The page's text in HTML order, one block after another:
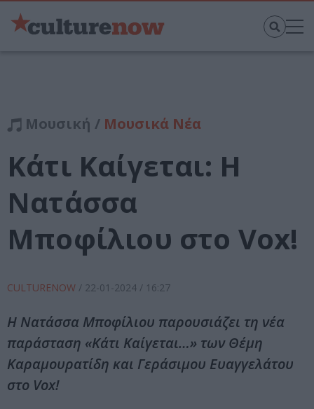
Μουσική / Μουσικά Νέα
Κάτι Καίγεται: Η
Νατάσσα
Μποφίλιου στο Vox!
CULTURENOW / 22-01-2024 / 16:27
Η Νατάσσα Μποφίλιου παρουσιάζει τη νέα
παράσταση «Κάτι Καίγεται…» των Θέμη
Καραμουρατίδη και Γεράσιμου Ευαγγελάτου
στο Vox!